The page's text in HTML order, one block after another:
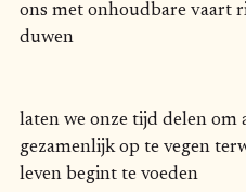
ons met onhoudbare vaart
duwen
laten we onze tijd delen om
gezamenlijk op te vegen
leven begint te voeden